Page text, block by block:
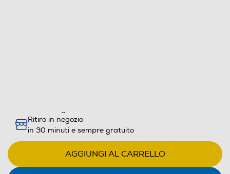
Ritiro in negozio
in 30 minuti e sempre gratuito
AGGIUNGI AL CARRELLO